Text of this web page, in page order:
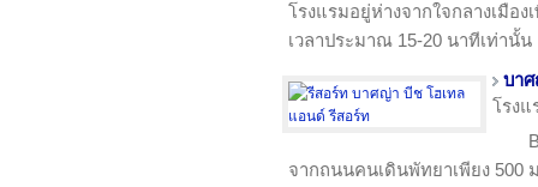
โรงแรมอยู่ห่างจากใจกลางเมือ
เวลาประมาณ 15-20 นาทีเท่านั้น
บา
โรง
จากถนนคนเดินพัทยาเพียง 500